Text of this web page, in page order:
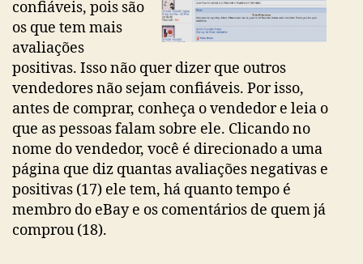
confiáveis, pois são
os que tem mais
avaliações
positivas. Isso não quer dizer que outros
vendedores não sejam confiáveis. Por isso,
antes de comprar, conheça o vendedor e leia o
que as pessoas falam sobre ele. Clicando no
nome do vendedor, você é direcionado a uma
página que diz quantas avaliações negativas e
positivas (17) ele tem, há quanto tempo é
membro do eBay e os comentários de quem já
comprou (18).